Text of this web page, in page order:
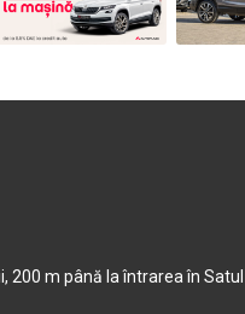
200 m până la întrarea în Satul